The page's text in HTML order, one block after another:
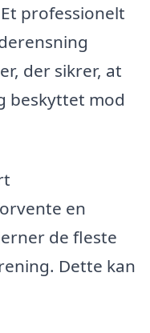
professionelt
der sikrer, at
beskyttet mod
en
de fleste
Dette kan